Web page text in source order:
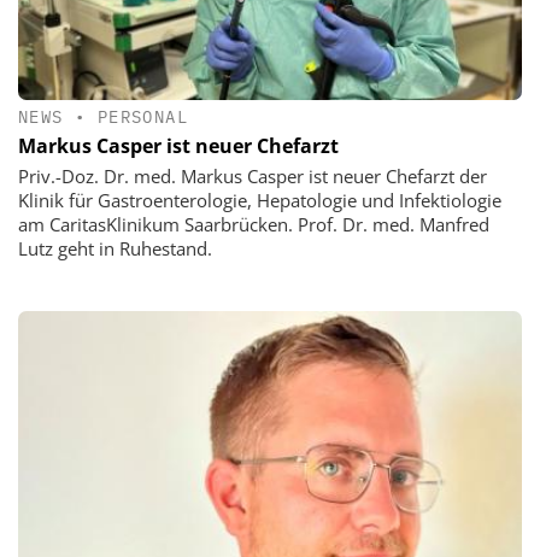
NEWS • PERSONAL
Markus Casper ist neuer Chefarzt
Priv.-Doz. Dr. med. Markus Casper ist neuer Chefarzt der
Klinik für Gastroenterologie, Hepatologie und Infektiologie
am CaritasKlinikum Saarbrücken. Prof. Dr. med. Manfred
Lutz geht in Ruhestand.